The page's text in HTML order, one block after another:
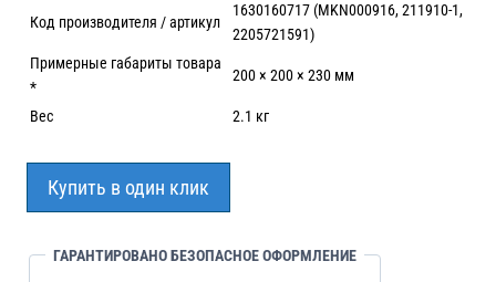
Код производителя / артикул
1630160717 (MKN000916, 211910-1,
2205721591)
Примерные габариты товара
*
200 × 200 × 230 мм
Вес 2.1 кг
Купить в один клик
ГАРАНТИРОВАНО БЕЗОПАСНОЕ ОФОРМЛЕНИЕ